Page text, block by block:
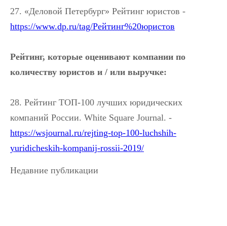
27. «Деловой Петербург» Рейтинг юристов -
https://www.dp.ru/tag/Рейтинг%20юристов
Рейтинг, которые оценивают компании по
количеству юристов и / или выручке:
28. Рейтинг ТОП-100 лучших юридических
компаний России. White Square Journal. -
https://wsjournal.ru/rejting-top-100-luchshih-
yuridicheskih-kompanij-rossii-2019/
Недавние публикации